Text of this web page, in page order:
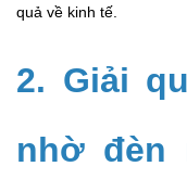
quả về kinh tế.
2. Giải
nhờ đèn